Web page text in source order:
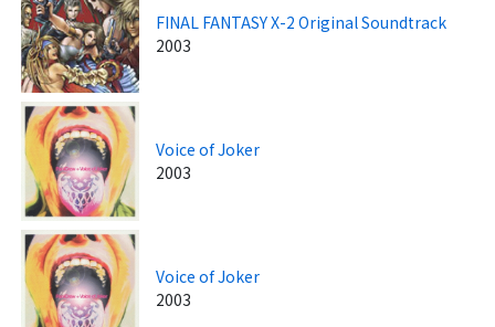
FINAL FANTASY X-2 Original Soundtrack
2003
Voice of Joker
2003
Voice of Joker
2003